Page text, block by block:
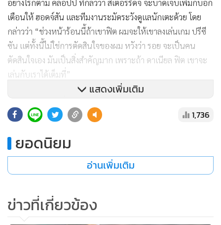
2,513
กันท่า “เรือ-ผี” จิ้งจอกเล็งจับ “วาร์
ดี” ต่อสัญญา
10,720
อย่าสำออย “คล็อปป์” แนะ “สเต
แสดงเพิ่มเติม
ข่าวในหมวดล่าสุด
1
นิวคาสเซิลฯ ฉีกสัญญา 9 ล้านปอนด์ ตั้ง "ไจส์สเลอ" คุม
ทีม 4 ปี
2
พรีเมียร์ลีกทำมีมคนหน้าเหมือน ชี้ "ซานเชซ" ผู้รักษา
4
สวัสดีวิลล่า! แอสตัน วิลล่า เดินทางถึงประเทศไทย